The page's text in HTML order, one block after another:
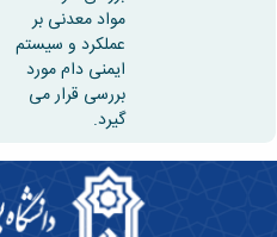
مواد معدنی بر
عملکرد و سیستم
ایمنی دام مورد
بررسی قرار می
گیرد.